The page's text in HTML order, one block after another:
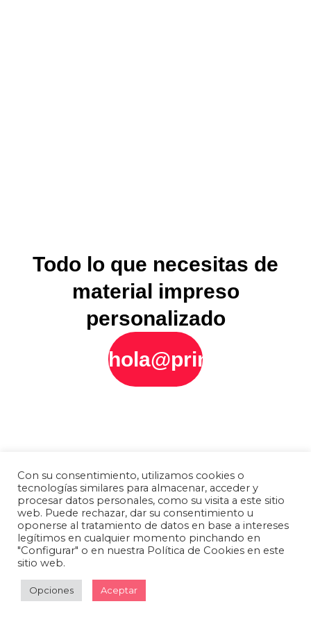
Todo lo que necesitas de
material impreso
personalizado
hola@printly.es
Con su consentimiento, utilizamos cookies o
tecnologías similares para almacenar, acceder y
procesar datos personales, como su visita a este sitio
web. Puede rechazar, dar su consentimiento u
oponerse al tratamiento de datos en base a intereses
legítimos en cualquier momento pinchando en
"Configurar" o en nuestra Política de Cookies en este
sitio web.
Opciones Aceptar